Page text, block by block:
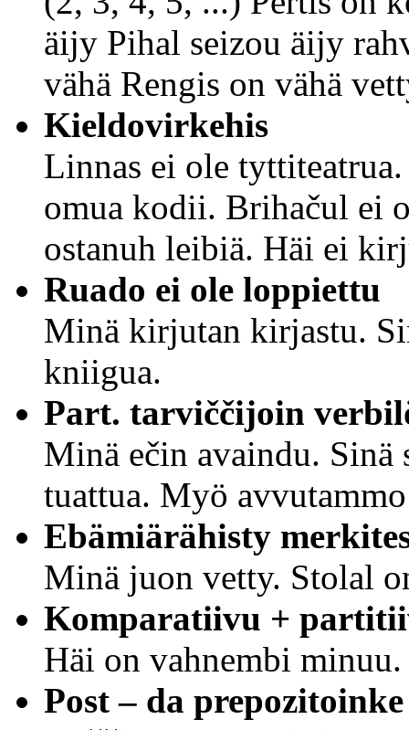
äijy Pihal seizou äijy
vähä Rengis on vähä
Kieldovirkehis
Linnas ei ole
omua kodii. Brihačul ei
ostanuh leibiä. Häi ei
Ruado ei ole loppiettu
Minä kirjutan kirjastu.
kniigua.
Part. tarviččijoin
Minä ečin avaindu. Sinä
tuattua. Myö
Ebämiärähisty
Minä juon vetty. Stolal
Komparatiivu +
Häi on vahnembi
Post – da prepozitoinke